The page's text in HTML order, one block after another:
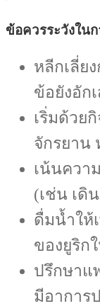
ข้อควรระวังใน
หลีกเลี่ย
ข้อยังอัก
เริ่มด้วย
จักรยาน
เน้นควา
(เช่น เดิ
ดื่มน้ำให้
ของยูริก
ปรึกษาแ
มีอาการ